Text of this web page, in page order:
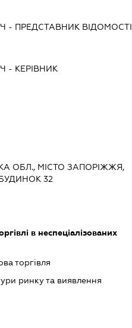
- ПРЕДСТАВНИК ВІДОМОСТІ
- КЕРІВНИК
ОБЛ., МІСТО ЗАПОРІЖЖЯ,
32
в неспеціалізованих
торгівля
ринку та виявлення